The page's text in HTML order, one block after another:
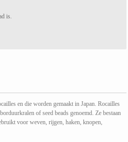
is.
en die worden gemaakt in Japan. Rocailles
of seed beads genoemd. Ze bestaan
voor weven, rijgen, haken, knopen,